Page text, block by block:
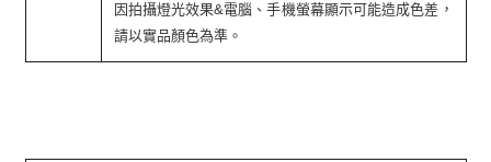
因拍攝燈光效果&電腦、手機螢幕顯示可能造成色差，
請以實品顏色為準。